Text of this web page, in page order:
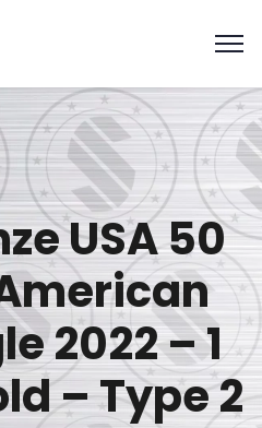
USA 50
2022 – 1
– Type 2